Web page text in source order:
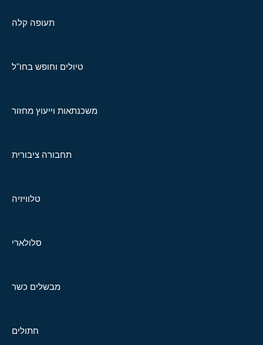
תעופה קלה
טיולים וחופש בחו"ל
משכנתאות וייעוץ מחזור
תחבורה ציבורית
טלוויזיה
סלולארי
מבשלים כשר
חתולים